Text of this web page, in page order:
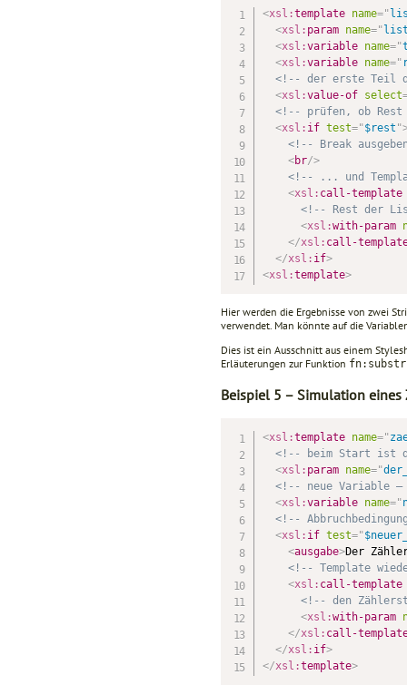
<xsl:template name="
<xsl: param name="
<xsl:variable name="
<xsl:variable name="
<!-- der erste Teil
<xsl:value-of select
<!-- prüfen, ob
<xsl: if test="$rest "
<!-- Break
<br/>
<!-- ... und
<xsl: call-template
<!-- Rest der
<xsl:with-param
</xsl: call-
</xsl: if>
<xsl:template>
Hier werden die Ergebnisse von zwei
verwen­det. Man könnte auf die
Dies ist ein Ausschnitt aus einem
Erläute­rungen zur Funktion
Beispiel 5 – Simulation eines
<xsl:template name="
<!-- beim Start ist
<xsl: param name="
<!-- neue Variable
<xsl:variable name="
<!--
<xsl: if test="
<ausgabe>Der
<!-- Template
<xsl: call-template
<!-- den
<xsl:with-param
</xsl: call-
</xsl: if>
</xsl:template>